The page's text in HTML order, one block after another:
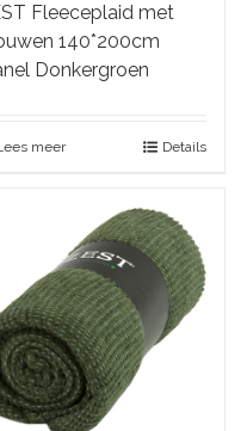
Fleeceplaid met
140*200cm
Donkergroen
meer Details